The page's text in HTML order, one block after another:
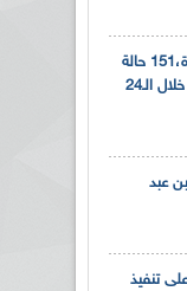
كورونا :247 إصابة جديدة،151 حالة
شفاء و8 وفيات بالجزائر خلال الـ24
عبد
تنفيذ